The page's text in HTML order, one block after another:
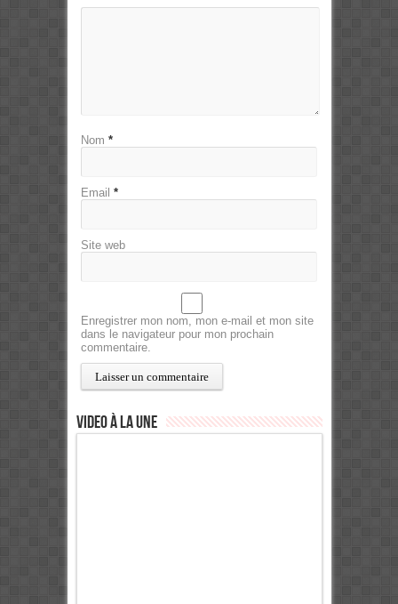
Nom *
Email *
Site web
Enregistrer mon nom, mon e-mail et mon site
dans le navigateur pour mon prochain
commentaire.
Video à la Une